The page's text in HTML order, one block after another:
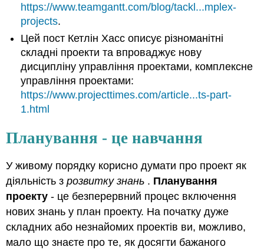
https://www.teamgantt.com/blog/tackl...mplex-
projects.
Цей пост Кетлін Хасс описує різноманітні
складні проекти та впроваджує нову
дисципліну управління проектами, комплексне
управління проектами:
https://www.projecttimes.com/article...ts-part-
1.html
Планування - це навчання
У живому порядку корисно думати про проект як
діяльність з розвитку знань . Планування
проекту - це безперервний процес включення
нових знань у план проекту. На початку дуже
складних або незнайомих проектів ви, можливо,
мало що знаєте про те, як досягти бажаного